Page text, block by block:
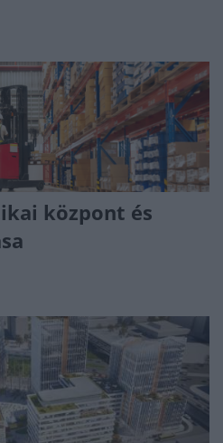
központ és